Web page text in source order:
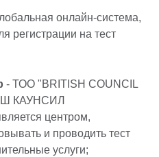
онлайн-система,
регистрации на тест
- ТОО "BRITISH COUNCIL
КАУНСИЛ
центром,
и проводить тест
услуги;